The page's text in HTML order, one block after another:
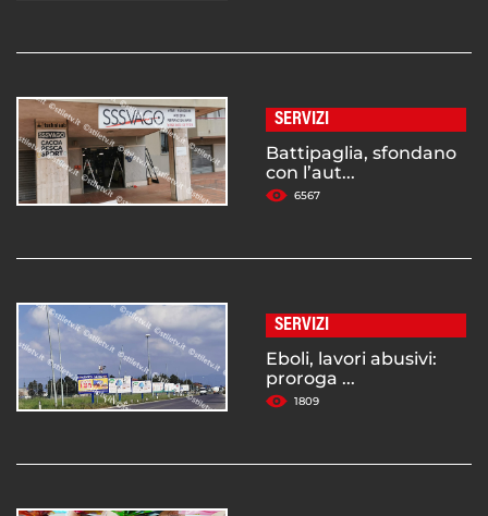
SERVIZI
Battipaglia, sfondano
con l’aut...
6567
SERVIZI
Eboli, lavori abusivi:
proroga ...
1809